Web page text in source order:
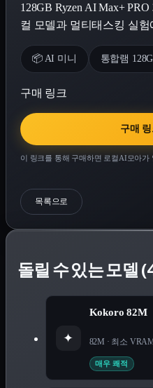
128GB Ryzen AI Max+
컬 모델과 멀티태스킹 실
📦 AI 미니 통합램
구매 링크
구매 링
이 링크를 통해 구매하면 로컬AI모아가
목록으로
돌릴 수 있는 모델
✦
Kokoro 82M
82M · 최소
매우 쾌적